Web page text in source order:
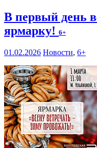
В первый день
ярмарку! 6+
01.02.2026 Новости, 6+